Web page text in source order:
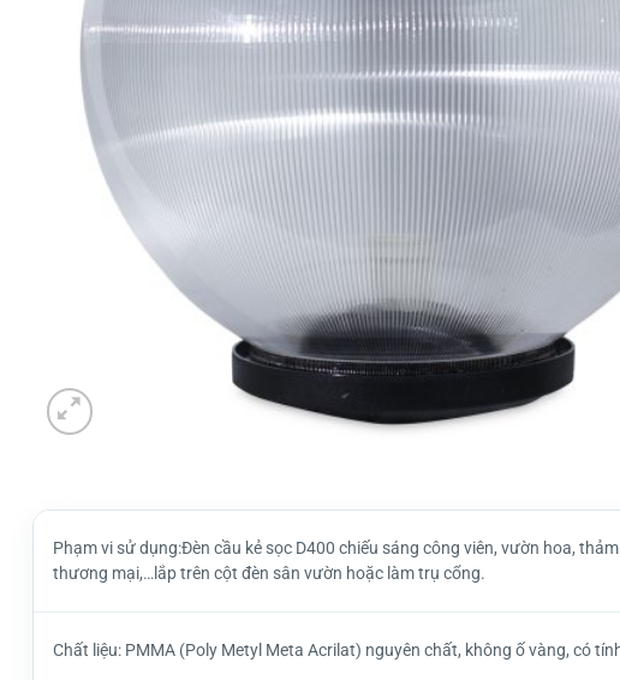
Phạm vi sử dụng:Đèn cầu kẻ sọc D400 chiếu sáng công viên, vườn hoa,
thương mại,…lắp trên cột đèn sân vườn hoặc làm trụ cổng.
Chất liệu: PMMA (Poly Metyl Meta Acrilat) nguyên chất, không ố vàng, có